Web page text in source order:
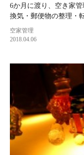
6か月に渡り、空き家
換気・郵便物の整理・
空家管理
2018.04.06